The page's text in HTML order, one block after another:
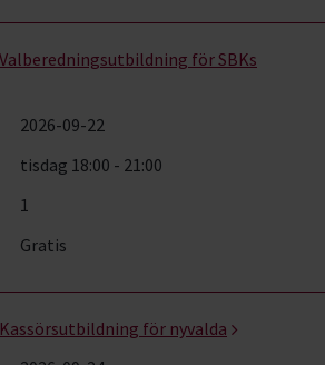
Valberedningsutbildning för SBKs
2026-09-22
tisdag 18:00 - 21:00
1
Gratis
Kassörsutbildning för nyvalda